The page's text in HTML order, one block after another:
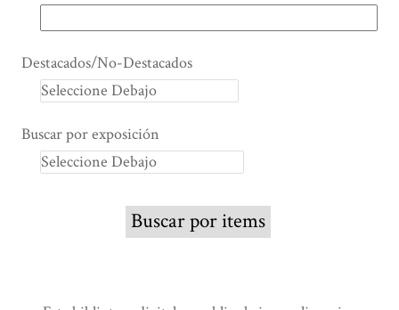
Destacados/No-Destacados
Buscar por exposición